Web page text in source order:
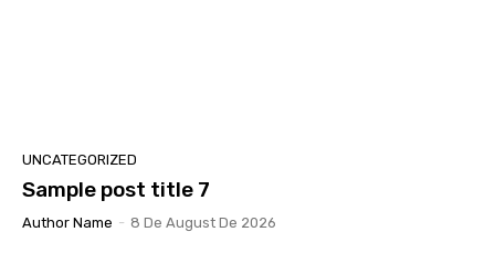
UNCATEGORIZED
Sample post title 7
Author Name - 8 De August De 2026